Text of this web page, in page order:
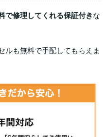
で修理してくれる保証付きな
ルも無料で手配してもらえま